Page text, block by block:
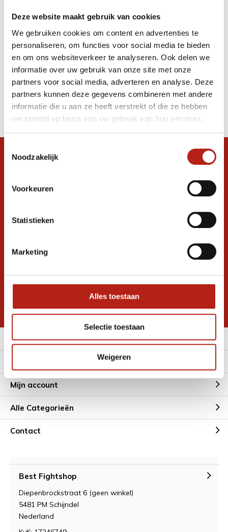
Deze website maakt gebruik van cookies
We gebruiken cookies om content en advertenties te
personaliseren, om functies voor social media te bieden
en om ons websiteverkeer te analyseren. Ook delen we
informatie over uw gebruik van onze site met onze
partners voor social media, adverteren en analyse. Deze
partners kunnen deze gegevens combineren met andere
informatie die u aan ze heeft verstrekt of die ze hebben
verzameld op basis van uw gebruik van hun services.
Noodzakelijk
Voorkeuren
Statistieken
Marketing
Alles toestaan
Selectie toestaan
Weigeren
Apply filters
Producten getagd met
anglebag
Producten
Filter
Sorteren op
Snel antwoord op je vraag?
graag verder. 24/7
Ontvang de nieuwste aanbiedingen en
Inschrijven voor
* Lees hier de wettelijke beperkingen
Meer informatie
Mijn account
Alle Categorieën
Contact
Best Fightshop
Diepenbrockstraat 6 (geen winkel)
5481 PM Schijndel
Nederland